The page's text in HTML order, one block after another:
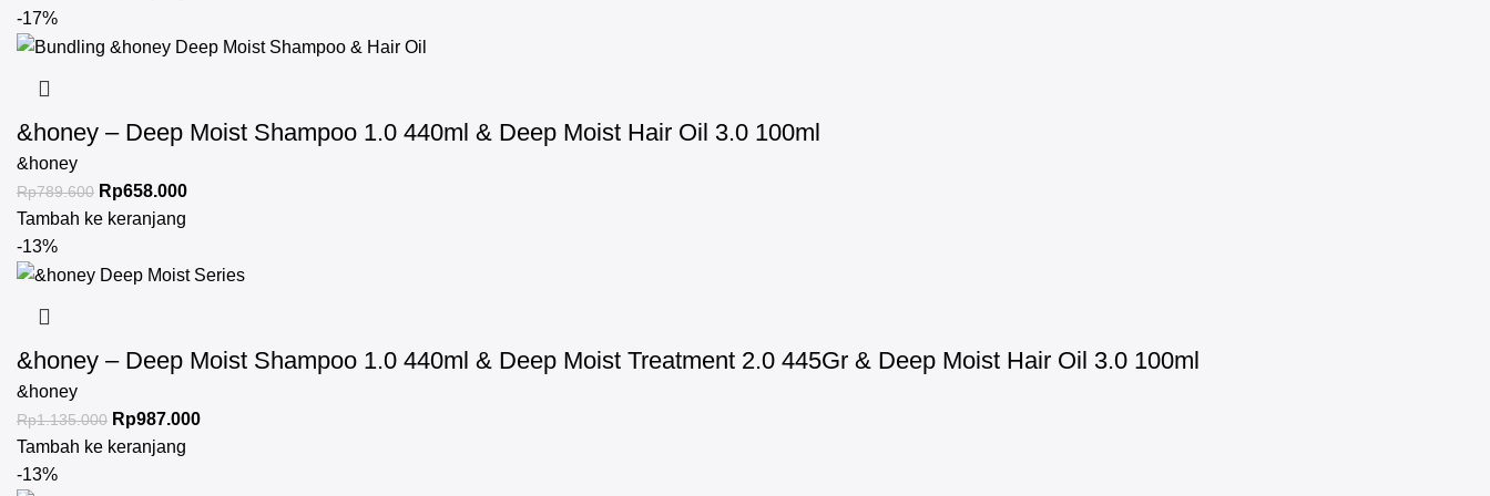
-17%
&honey – Deep Moist Shampoo 1.0 440ml & Deep Moist Hair Oil 3.0 100ml
&honey
Rp789.600 Rp658.000
Tambah ke keranjang
-13%
&honey – Deep Moist Shampoo 1.0 440ml & Deep Moist Treatment 2.0 445Gr & Deep Moist Hair Oil 3.0 100ml
&honey
Rp1.135.000 Rp987.000
Tambah ke keranjang
-13%